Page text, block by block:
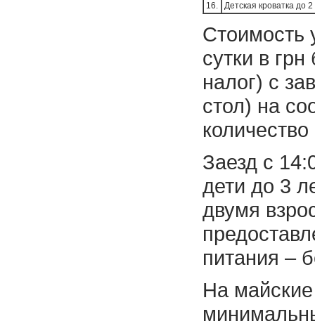
16.
Детская кроватка до 2
Стоимость
сутки в
налог) с
стол) на
Заезд с
дети до 3
двумя
питания –
На